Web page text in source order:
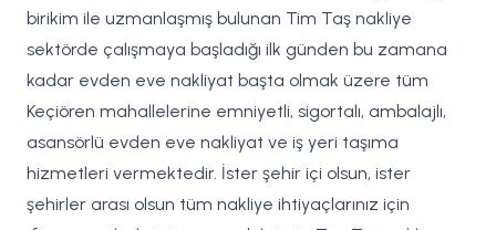
birikim ile uzmanlaşmış bulunan Tim Taş nakliye
sektörde çalışmaya başladığı ilk günden bu zamana
kadar evden eve nakliyat başta olmak üzere tüm
Keçiören mahallelerine emniyetli, sigortalı, ambalajlı,
asansörlü evden eve nakliyat ve iş yeri taşıma
hizmetleri vermektedir. İster şehir içi olsun, ister
şehirler arası olsun tüm nakliye ihtiyaçlarınız için